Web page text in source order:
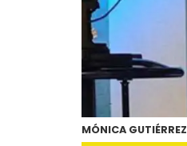
MÓNICA GUTIÉRREZ